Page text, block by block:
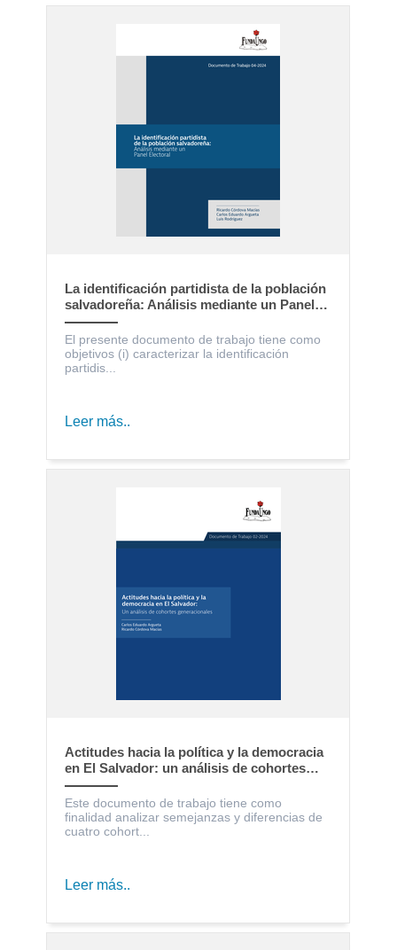
La identificación partidista de la población
salvadoreña: Análisis mediante un Panel
Electoral
El presente documento de trabajo tiene como
objetivos (i) caracterizar la identificación
partidis...
Leer más..
Actitudes hacia la política y la democracia
en El Salvador: un análisis de cohortes
generacionales
Este documento de trabajo tiene como
finalidad analizar semejanzas y diferencias de
cuatro cohort...
Leer más..